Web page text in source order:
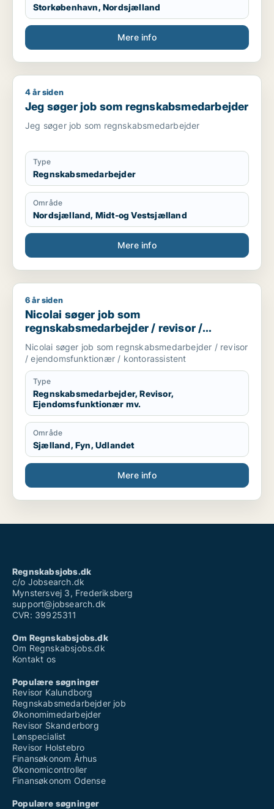
Storkøbenhavn, Nordsjælland
Mere info
Jeg søger job som regnskabsmedarbejder
4 år siden
Jeg søger job som regnskabsmedarbejder
Jeg søger job som regnskabsmedarbejder
Type
Regnskabsmedarbejder
Område
Nordsjælland, Midt-og Vestsjælland
Mere info
Nicolai søger job som regnskabsmedarbejder / revisor /
6 år siden
Nicolai søger job som
regnskabsmedarbejder / revisor /
ejendomsfunktionær / kontorassistent
Nicolai søger job som regnskabsmedarbejder / revisor
/ ejendomsfunktionær / kontorassistent
Type
Regnskabsmedarbejder, Revisor,
Ejendomsfunktionær mv.
Område
Sjælland, Fyn, Udlandet
Mere info
Regnskabsjobs.dk
c/o Jobsearch.dk
Mynstersvej 3, Frederiksberg
support@jobsearch.dk
CVR: 39925311
Om Regnskabsjobs.dk
Om Regnskabsjobs.dk
Kontakt os
Populære søgninger
Revisor Kalundborg
Regnskabsmedarbejder job
Økonomimedarbejder
Revisor Skanderborg
Lønspecialist
Revisor Holstebro
Finansøkonom Århus
Økonomicontroller
Finansøkonom Odense
Populære søgninger